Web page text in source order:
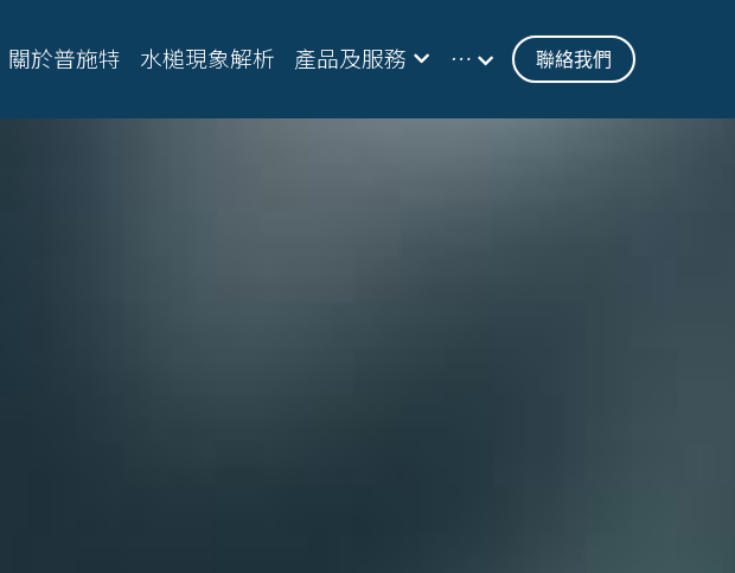
關於普施特 水槌現象解析 產品及服務 … 聯絡我們